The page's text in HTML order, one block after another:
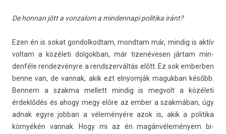
De hon­nan jött a von­zalom a min­dennapi politika iránt?
Ezen én is sokat gon­dolkod­tam, mondtam már, min­dig is aktív
vol­tam a közéleti dol­gokban, már tizenévesen jártam min­
denféle re­ndez­vényre a re­ndszer­váltás előtt. Ez sok em­berb­en
benne van, de van­nak, akik ezt el­nyom­ják maguk­ban később.
Be­nnem a szak­ma mel­lett min­dig is meg­volt a közéleti
érdeklődés és ahogy megy előre az ember a szakmában, úgy
adnak egyre job­ban a véleményére azok is, akik a politika
környékén van­nak. Hogy mi az én magánvéleményem bi­